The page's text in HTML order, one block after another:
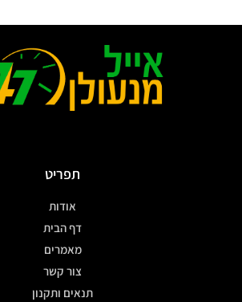
תפריט
אודות
דף הבית
מאמרים
צור קשר
תנאים ותקנון